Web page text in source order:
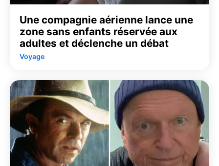
Une compagnie aérienne lance une
zone sans enfants réservée aux
adultes et déclenche un débat
Voyage